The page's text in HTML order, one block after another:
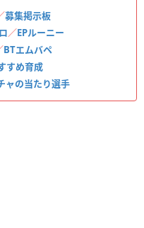
募集掲示板
／EPルーニー
BTエムバペ
すめ育成
ャの当たり選手